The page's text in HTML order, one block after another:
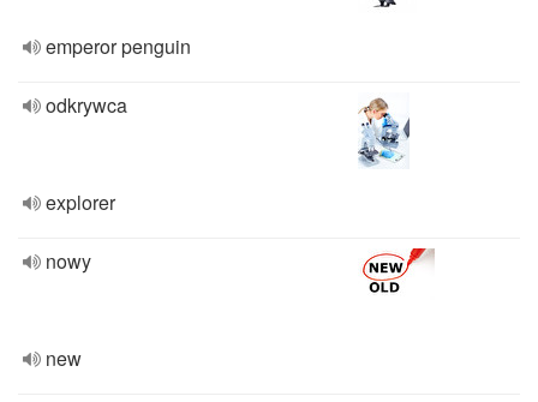
emperor penguin
odkrywca
explorer
nowy
new